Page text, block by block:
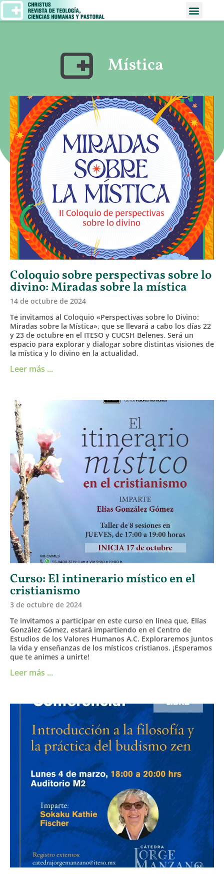
Mística
Coloquio sobre perspectivas sobre lo
divino: Miradas sobre la mística
14 de octubre de 2024
Te invitamos al Coloquio «Perspectivas sobre lo Divino:
Miradas sobre la Mística», que se llevará a cabo los días 22
y 23 de octubre en el ITESO y CUCSH Belenes. Será un
espacio para explorar y dialogar sobre distintas visiones de
la mística y lo divino en la actualidad.
Leer más ...
Curso: El intinerario místico en el
cristianismo
3 de octubre de 2024
Te invitamos a participar en este curso en línea que, Elías
González Gómez, estará impartiendo en el Centro de
Estudios de los Valores Humanos A.C. Exploraremos juntos
la vida y enseñanzas de los místicos cristianos. ¡Esperamos
que te animes a unirte!
Leer más ...